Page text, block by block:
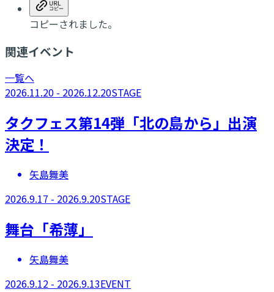
コピーされました。
関連イベント
一覧へ
2026.11.20 - 2026.12.20STAGE
タクフェス第14弾「北の島から」出演
決定！
矢島舞美
2026.9.17 - 2026.9.20STAGE
舞台「希薄」
矢島舞美
2026.9.12 - 2026.9.13EVENT